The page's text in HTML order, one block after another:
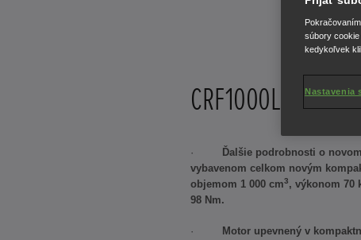
CRF1000L Africa
· Ďalšie podrobnosti o
vybavenom celkom novým
objemom 1 000 cm3, výkonom 70
98 Nm.
·
Motor upevnený v
súbory
kedykoľvek
Nastavenia